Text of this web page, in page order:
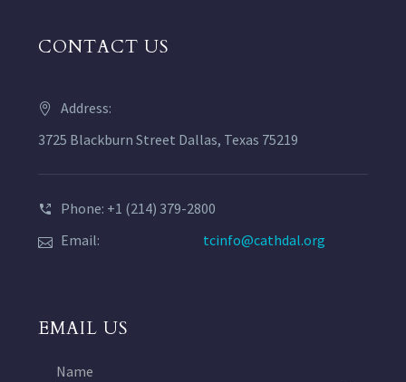
CONTACT US
Address:
3725 Blackburn Street Dallas, Texas 75219
Phone: +1 (214) 379-2800
Email:
tcinfo@cathdal.org
EMAIL US
Name